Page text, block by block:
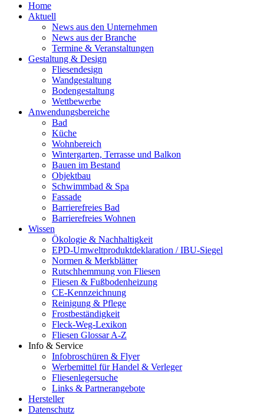
Home
Aktuell
News aus den Unternehmen
News aus der Branche
Termine & Veranstaltungen
Gestaltung & Design
Fliesendesign
Wandgestaltung
Bodengestaltung
Wettbewerbe
Anwendungsbereiche
Bad
Küche
Wohnbereich
Wintergarten, Terrasse und Balkon
Bauen im Bestand
Objektbau
Schwimmbad & Spa
Fassade
Barrierefreies Bad
Barrierefreies Wohnen
Wissen
Ökologie & Nachhaltigkeit
EPD-Umweltproduktdeklaration / IBU-Siegel
Normen & Merkblätter
Rutschhemmung von Fliesen
Fliesen & Fußbodenheizung
CE-Kennzeichnung
Reinigung & Pflege
Frostbeständigkeit
Fleck-Weg-Lexikon
Fliesen Glossar A-Z
Info & Service
Infobroschüren & Flyer
Werbemittel für Handel & Verleger
Fliesenlegersuche
Links & Partnerangebote
Hersteller
Datenschutz